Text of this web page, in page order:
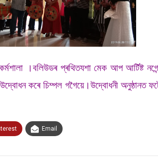
কৰ্মশালা ।বলিউডৰ প্ৰথিতযশা মেক আপ আৰ্টিষ্ট
কৰে চিম্পল গগৈয়ে।উদ্বোধনী অনুষ্ঠানত
Email